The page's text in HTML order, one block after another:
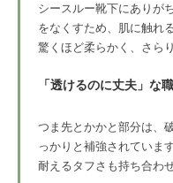
シースルー靴下にありが
をなくすため、肌に触れ
驚くほど柔らかく、さら
「透けるのに丈夫」な
つま先とかかと部分は、
っかりと補強されていま
耐えるタフさも持ち合わ